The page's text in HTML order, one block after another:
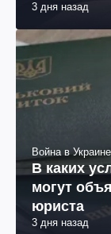
3 дня назад
Война в Украине
В каких
могут
юриста
3 дня назад